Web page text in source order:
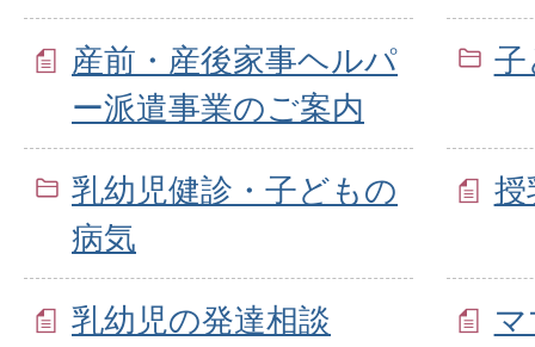
産前・産後家事ヘルパ
ー派遣事業のご案内
子
乳幼児健診・子どもの
病気
授
乳幼児の発達相談